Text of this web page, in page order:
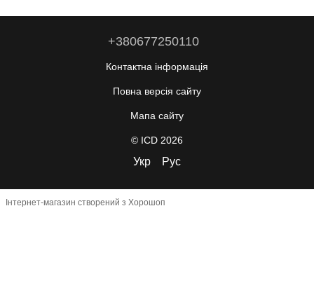
+380677250110
Контактна інформація
Повна версія сайту
Мапа сайту
© ICD 2026
Укр Рус
Інтернет-магазин створений з Хорошоп